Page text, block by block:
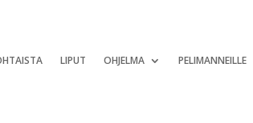
LIPUT OHJELMA PELIMANNEILLE